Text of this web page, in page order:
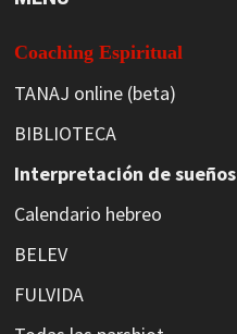
Coaching Espiritual
TANAJ online (beta)
BIBLIOTECA
Interpretación de sueños
Calendario hebreo
BELEV
FULVIDA